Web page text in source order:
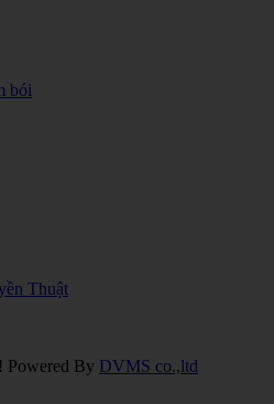
bói
Thuật
Powered By DVMS co.,ltd